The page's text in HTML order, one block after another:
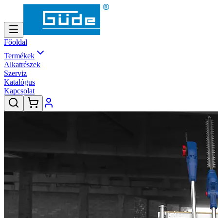
Főoldal
Termékek
Alkatrészek
Szerviz
Katalógus
Kapcsolat